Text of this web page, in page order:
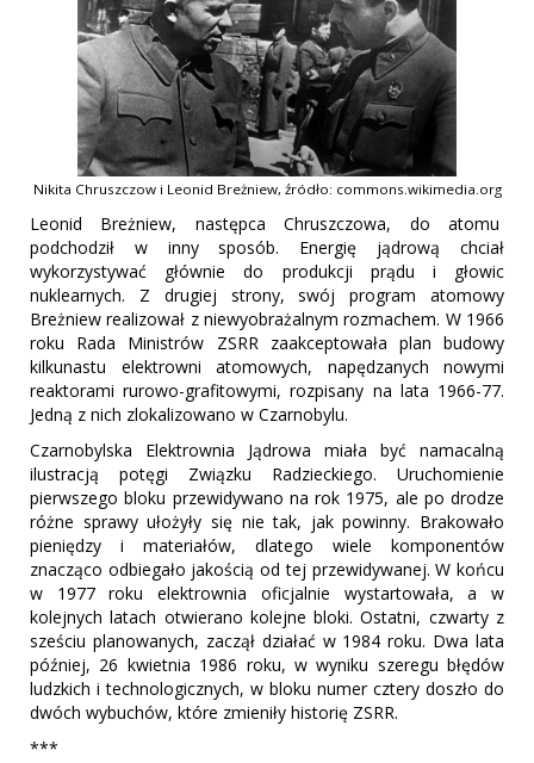
Nikita Chruszczow i Leonid Breżniew, źródło: commons.wikimedia.org
Leonid Breżniew, następca Chruszczowa, do atomu
podchodził w inny sposób. Energię jądrową chciał
wykorzystywać głównie do produkcji prądu i głowic
nuklearnych. Z drugiej strony, swój program atomowy
Breżniew realizował z niewyobrażalnym rozmachem. W 1966
roku Rada Ministrów ZSRR zaakceptowała plan budowy
kilkunastu elektrowni atomowych, napędzanych nowymi
reaktorami rurowo-grafitowymi, rozpisany na lata 1966-77.
Jedną z nich zlokalizowano w Czarnobylu.
Czarnobylska Elektrownia Jądrowa miała być namacalną
ilustracją potęgi Związku Radzieckiego. Uruchomienie
pierwszego bloku przewidywano na rok 1975, ale po drodze
różne sprawy ułożyły się nie tak, jak powinny. Brakowało
pieniędzy i materiałów, dlatego wiele komponentów
znacząco odbiegało jakością od tej przewidywanej. W końcu
w 1977 roku elektrownia oficjalnie wystartowała, a w
kolejnych latach otwierano kolejne bloki. Ostatni, czwarty z
sześciu planowanych, zaczął działać w 1984 roku. Dwa lata
później, 26 kwietnia 1986 roku, w wyniku szeregu błędów
ludzkich i technologicznych, w bloku numer cztery doszło do
dwóch wybuchów, które zmieniły historię ZSRR.
***